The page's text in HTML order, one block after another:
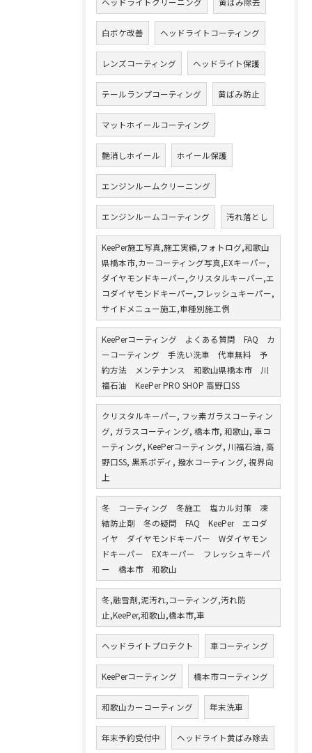
白ボケ改善 ヘッドライトコーティング
レンズコーティング ヘッドライト保護
テールランプコーティング 黄ばみ防止
マットホイールコーティング
艶消しホイール ホイール保護
エンジンルームクリーニング
エンジンルームコーティング 汚れ落とし
KeePer施工写真,施工実績,フォトログ,和歌山
県橋本市,カーコーティング写真,EXキーパー,
ダイヤモンドキーパー,クリスタルキーパー,エ
コダイヤモンドキーパー,フレッシュキーパー,
サイドメニュー施工,車種別施工例
KeePerコーティング よくある質問 FAQ カ
ーコーティング 手洗い洗車 代車無料 予
約方法 メンテナンス 和歌山県橋本市 川
福石油 KeePer PRO SHOP 高野口SS
クリスタルキーパー, フッ素ガラスコーティン
グ, ガラスコーティング, 橋本市, 和歌山, 車コ
ーティング, KeePerコーティング, 川福石油, 高
野口SS, 黒系ボディ, 撥水コーティング, 視界向
上
冬 コーティング 冬施工 塩カル対策 凍
結防止剤 冬の疑問 FAQ KeePer エコダ
イヤ ダイヤモンドキーパー Wダイヤモン
ドキーパー EXキーパー フレッシュキーパ
ー 橋本市 和歌山
冬,融雪剤,泥汚れ,コーティング,汚れ防
止,KeePer,和歌山,橋本市,車
ヘッドライトプロテクト 車コーティング
KeePerコーティング 橋本市コーティング
和歌山カーコーティング 年末洗車
年末予約受付中 ヘッドライト黄ばみ除去